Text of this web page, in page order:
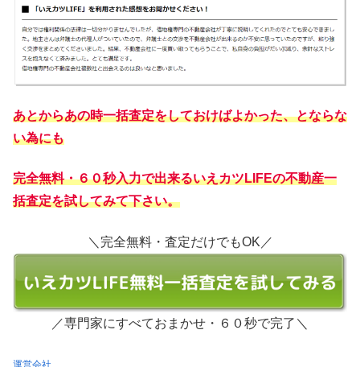
あとからあの時一括査定をしておけばよかった、とならな
い為にも
完全無料・６０秒入力で出来るいえカツLIFEの不動産一
括査定を試してみて下さい。
＼完全無料・査定だけでもOK／
／専門家にすべておまかせ・６０秒で完了＼